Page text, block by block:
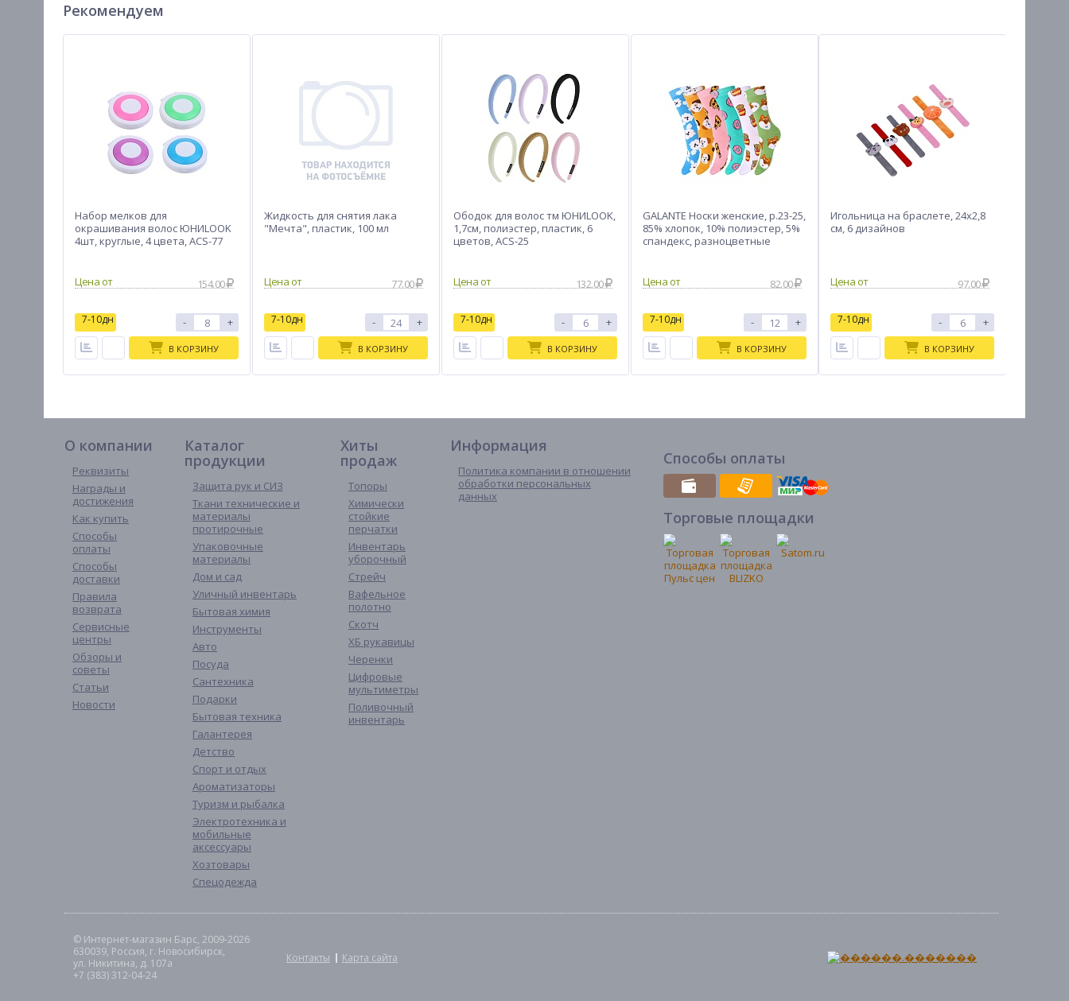
Рекомендуем
Набор мелков для
окрашивания волос ЮНИLOOK
4шт, круглые, 4 цвета, ACS-77
154.00
7-10дн - +
В КОРЗИНУ
Жидкость для снятия лака
"Мечта", пластик, 100 мл
77.00
7-10дн - +
В КОРЗИНУ
Ободок для волос тм ЮНИLOOK,
1,7см, полиэстер, пластик, 6
цветов, ACS-25
132.00
7-10дн - +
В КОРЗИНУ
GALANTE Носки женские, р.23-25,
85% хлопок, 10% полиэстер, 5%
спандекс, разноцветные
82.00
7-10дн - +
В КОРЗИНУ
Игольница на браслете, 24x2,8
см, 6 дизайнов
97.00
7-10дн - +
В КОРЗИНУ
О компании
Реквизиты
Награды и
достижения
Как купить
Способы
оплаты
Способы
доставки
Правила
возврата
Сервисные
центры
Обзоры и
советы
Статьи
Новости
Каталог
продукции
Защита рук и СИЗ
Ткани технические и
материалы
протирочные
Упаковочные
материалы
Дом и сад
Уличный инвентарь
Бытовая химия
Инструменты
Авто
Посуда
Сантехника
Подарки
Бытовая техника
Галантерея
Детство
Спорт и отдых
Ароматизаторы
Туризм и рыбалка
Электротехника и
мобильные
аксессуары
Хозтовары
Спецодежда
Хиты
продаж
Топоры
Химически
стойкие
перчатки
Инвентарь
уборочный
Стрейч
Вафельное
полотно
Скотч
ХБ рукавицы
Черенки
Цифровые
мультиметры
Поливочный
инвентарь
Информация
Политика компании в отношении
обработки персональных
данных
Способы оплаты
Торговые площадки
© Интернет-магазин Барс, 2009-2026
630039, Россия, г. Новосибирск,
ул. Никитина, д. 107а
+7 (383) 312-04-24
Контакты Карта сайта